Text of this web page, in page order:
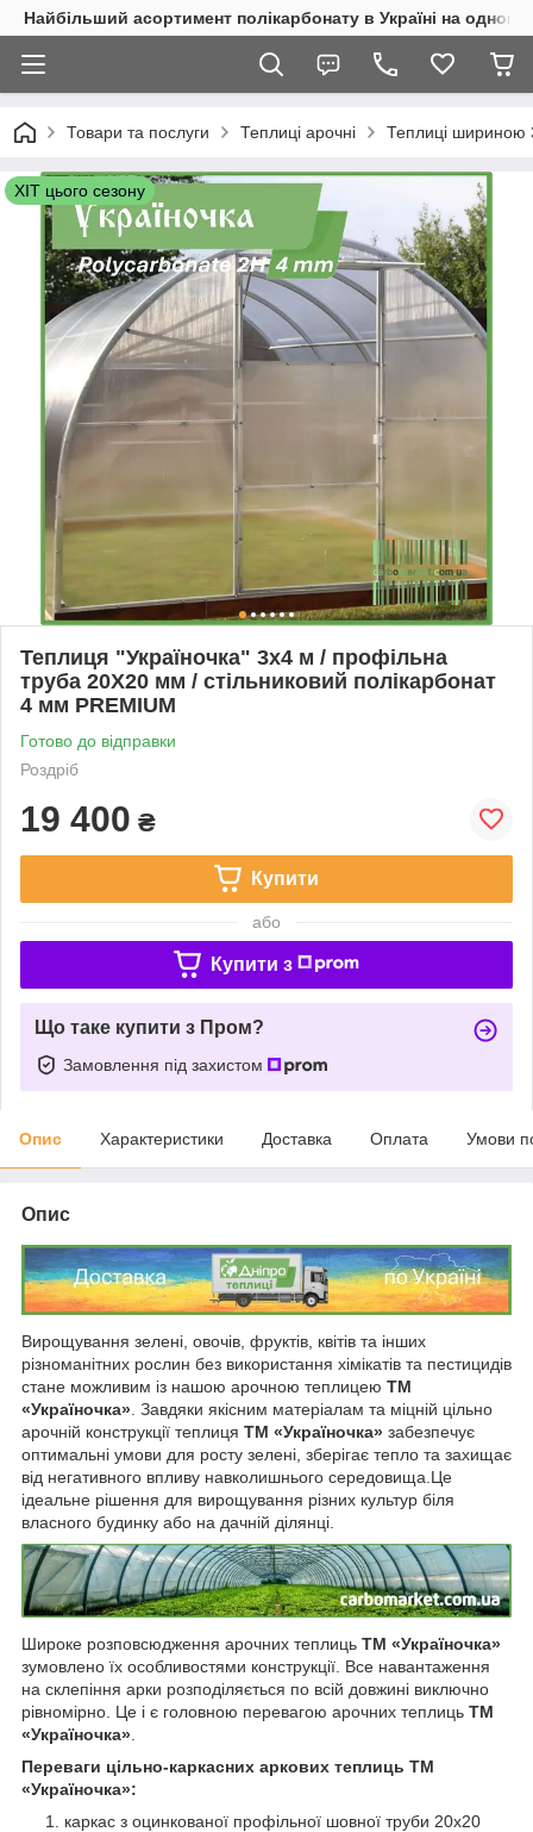
Найбільший асортимент полікарбонату в Україні на одному
Товари та послуги Теплиці арочні Теплиці шириною
ХІТ цього сезону
Теплиця "Україночка" 3х4 м / профільна
труба 20Х20 мм / стільниковий полікарбонат
4 мм PREMIUM
Готово до відправки
Роздріб
19 400 ₴
Купити
або
Купити з
Що таке купити з Пром?
Замовлення під захистом
Опис Характеристики Доставка Оплата Умови
Опис
Вирощування зелені, овочів, фруктів, квітів та інших
різноманітних рослин без використання хімікатів та пестицидів
стане можливим із нашою арочною теплицею ТМ
«Україночка» . Завдяки якісним матеріалам та міцній цільно
арочній конструкції теплиця ТМ «Україночка» забезпечує
оптимальні умови для росту зелені, зберігає тепло та захищає
від негативного впливу навколишнього середовища.Це
ідеальне рішення для вирощування різних культур біля
власного будинку або на дачній ділянці.
Широке розповсюдження арочних теплиць ТМ «Україночка»
зумовлено їх особливостями конструкції. Все навантаження
на склепіння арки розподіляється по всій довжині виключно
рівномірно. Це і є головною перевагою арочних теплиць ТМ
«Україночка»
Переваги цільно-каркасних аркових теплиць ТМ
«Україночка»:
каркас з оцинкованої профільної шовної труби 20х20